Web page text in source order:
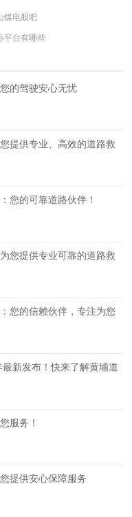
煤电股吧
平台有哪些
的驾驶安心无忧
提供专业、高效的道路救
您的可靠道路伙伴！
您提供专业可靠的道路救
您的信赖伙伴，专注为您
新发布！快来了解黄埔道
服务！
提供安心保障服务